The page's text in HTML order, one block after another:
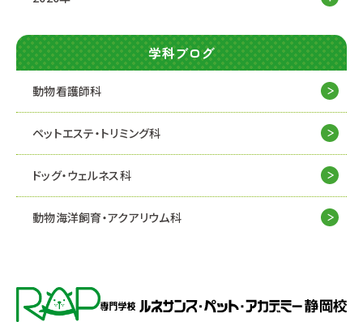
学科ブログ
動物看護師科
ペットエステ・トリミング科
ドッグ・ウェルネス科
動物海洋飼育・アクアリウム科